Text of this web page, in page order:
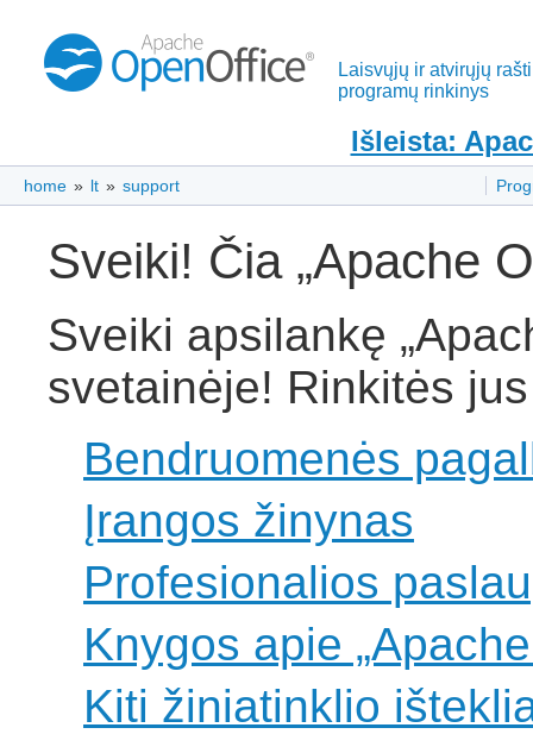
Laisvųjų ir atvirųjų
programų rinkinys
Išleista:
home » lt » support
Sveiki! Čia „Apache
Sveiki apsilankę
svetainėje! Rinkitės
Bendruomenės
Įrangos žinynas
Profesionalios
Knygos apie
Kiti žiniatinklio